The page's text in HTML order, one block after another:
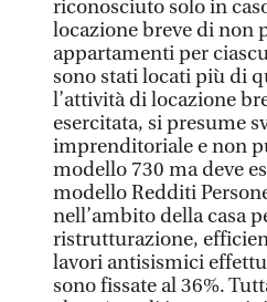
riconosciuto solo in
locazione breve di non
appartamenti per
sono stati locati più di
l’attività di locazione
esercitata, si presume
imprenditoriale e non
modello 730 ma deve
modello Redditi
nell’ambito della casa
ristrutturazione,
lavori antisismici
sono fissate al 36%.